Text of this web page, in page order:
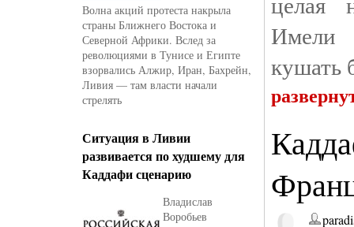
Волна акций протеста накрыла
страны Ближнего Востока и
Северной Африки. Вслед за
революциями в Тунисе и Египте
взорвались Алжир, Иран, Бахрейн,
Ливия — там власти начали
стрелять
Ситуация в Ливии
развивается по худшему для
Каддафи сценарию
Владислав
Воробьев
Имели
кушать